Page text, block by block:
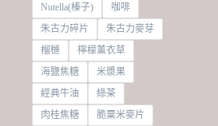
Nutella(榛子)
咖啡
朱古力碎片
朱古力麥芽
榴槤
檸檬薰衣草
海鹽焦糖
米漿果
經典牛油
綠茶
肉桂焦糖
脆粟米麥片